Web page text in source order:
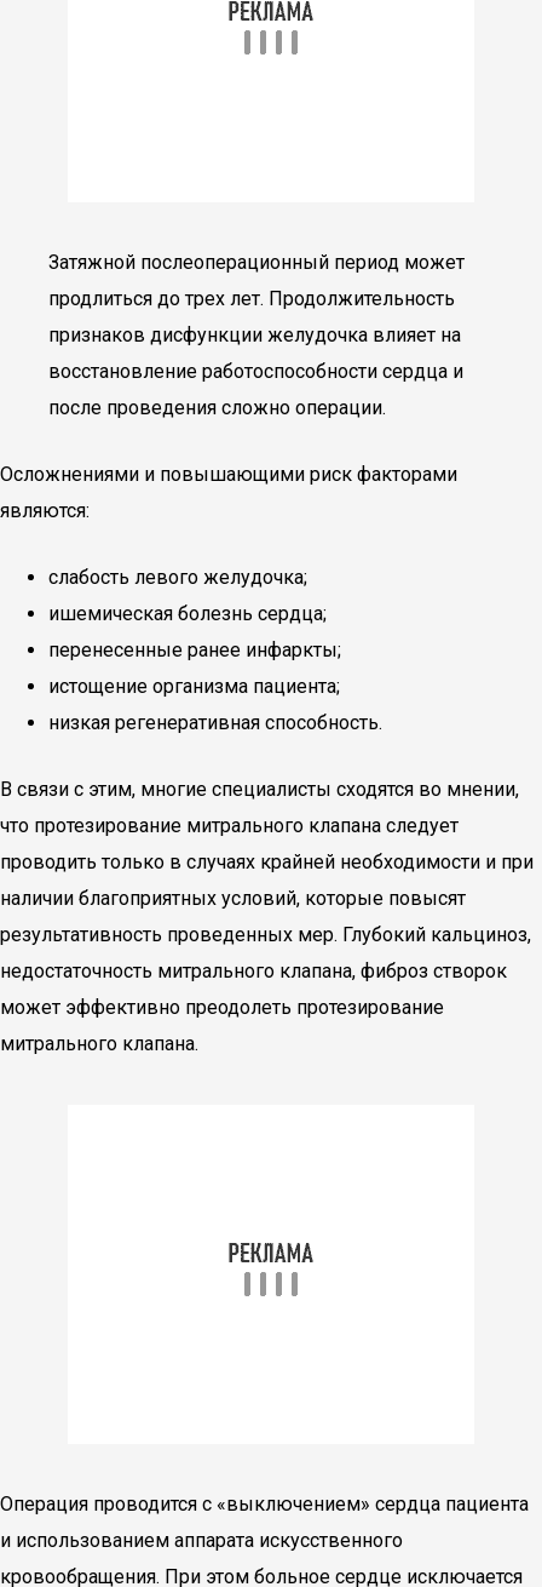
Затяжной послеоперационный период может
продлиться до трех лет. Продолжительность
признаков дисфункции желудочка влияет на
восстановление работоспособности сердца и
после проведения сложно операции.
Осложнениями и повышающими риск факторами
являются:
слабость левого желудочка;
ишемическая болезнь сердца;
перенесенные ранее инфаркты;
истощение организма пациента;
низкая регенеративная способность.
В связи с этим, многие специалисты сходятся во мнении,
что протезирование митрального клапана следует
проводить только в случаях крайней необходимости и при
наличии благоприятных условий, которые повысят
результативность проведенных мер. Глубокий кальциноз,
недостаточность митрального клапана, фиброз створок
может эффективно преодолеть протезирование
митрального клапана.
Операция проводится с «выключением» сердца пациента
и использованием аппарата искусственного
кровообращения. При этом больное сердце исключается